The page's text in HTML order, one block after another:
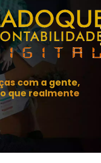
com a gente,
que realmente